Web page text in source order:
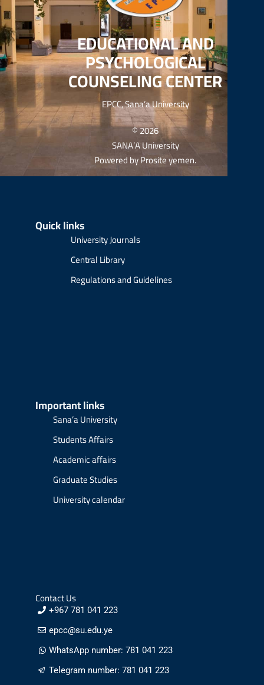
EDUCATIONAL AND
PSYCHOLOGICAL
COUNSELING CENTER
EPCC, Sana’a University
© 2026
SANA’A University
Powered byProsite yemen.
Quick links
University Journals
Central Library
Regulations and Guidelines
Important links
Sana’a University
Students Affairs
Academic affairs
Graduate Studies
University calendar
Contact Us
+967 781 041 223
epcc@su.edu.ye
WhatsApp number: 781 041 223
Telegram number: 781 041 223